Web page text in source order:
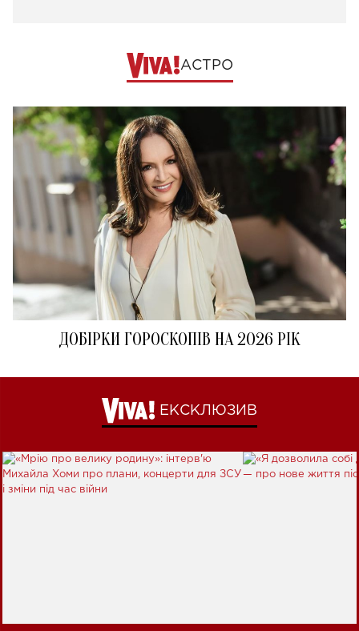
АСТРО
ДОБІРКИ ГОРОСКОПІВ НА 2026 РІК
ЕКСКЛЮЗИВ